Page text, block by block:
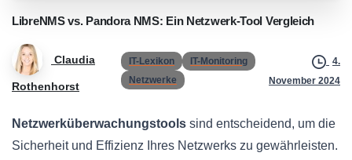
LibreNMS vs. Pandora NMS: Ein Netzwerk-Tool Vergleich
Claudia
Rothenhorst
IT-Lexikon
IT-Monitoring
Netzwerke
4.
November 2024
Netzwerküberwachungstools sind entscheidend, um die
Sicherheit und Effizienz Ihres Netzwerks zu gewährleisten.